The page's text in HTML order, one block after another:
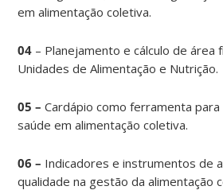
em alimentação coletiva.
04 – Planejamento e cálculo de área
Unidades de Alimentação e Nutrição.
05 –Cardápio como ferramenta
saúde em alimentação coletiva.
06 – Indicadores e instrumentos de
qualidade na gestão da alimentação